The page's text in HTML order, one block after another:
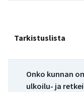
Tarkistuslista
Onko kunnan
ulkoilu- ja